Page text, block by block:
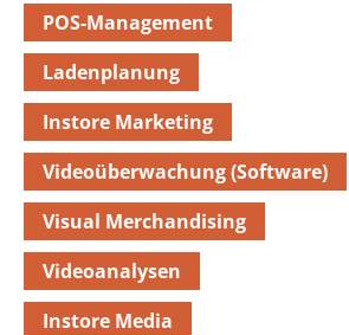
POS-Management
Ladenplanung
Instore Marketing
Videoüberwachung (Software)
Visual Merchandising
Videoanalysen
Instore Media